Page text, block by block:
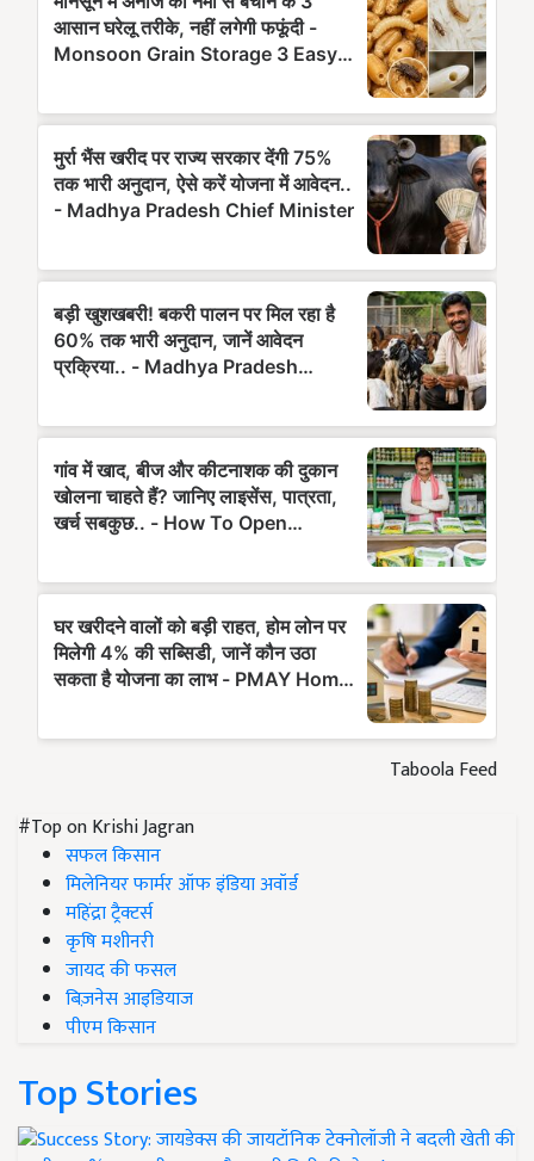
Taboola Feed
#Top on Krishi Jagran
सफल किसान
मिलेनियर फार्मर ऑफ इंडिया अवॉर्ड
महिंद्रा ट्रैक्टर्स
कृषि मशीनरी
जायद की फसल
बिज़नेस आइडियाज
पीएम किसान
Top Stories